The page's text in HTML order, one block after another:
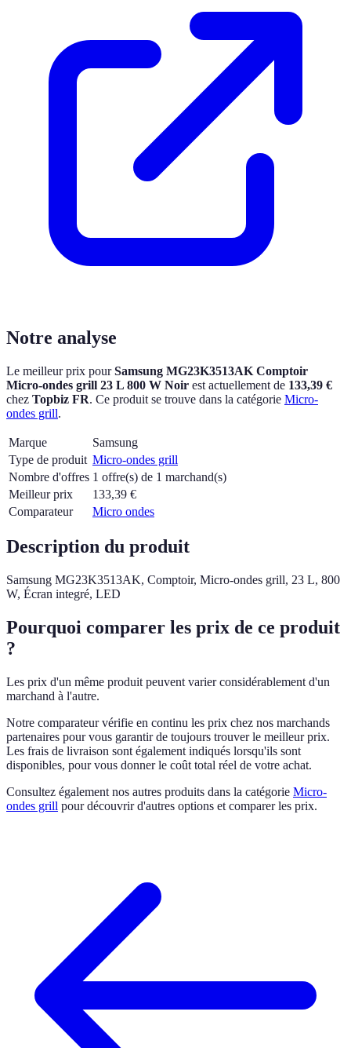
Notre analyse
Le meilleur prix pourSamsung MG23K3513AK Comptoir
Micro-ondes grill 23 L 800 W Noir est actuellement de 133,39 €
chez Topbiz FR. Ce produit se trouve dans la catégorie Micro-
ondes grill.
Marque
Samsung
Type de produit Micro-ondes grill
Nombre d'offres 1 offre(s) de 1 marchand(s)
Meilleur prix
133,39 €
Comparateur
Micro ondes
Description du produit
Samsung MG23K3513AK, Comptoir, Micro-ondes grill, 23 L, 800
W, Écran integré, LED
Pourquoi comparer les prix de ce produit
?
Les prix d'un même produit peuvent varier considérablement d'un
marchand à l'autre.
Notre comparateur vérifie en continu les prix chez nos marchands
partenaires pour vous garantir de toujours trouver le meilleur prix.
Les frais de livraison sont également indiqués lorsqu'ils sont
disponibles, pour vous donner le coût total réel de votre achat.
Consultez également nos autres produits dans la catégorie Micro-
ondes grill pour découvrir d'autres options et comparer les prix.